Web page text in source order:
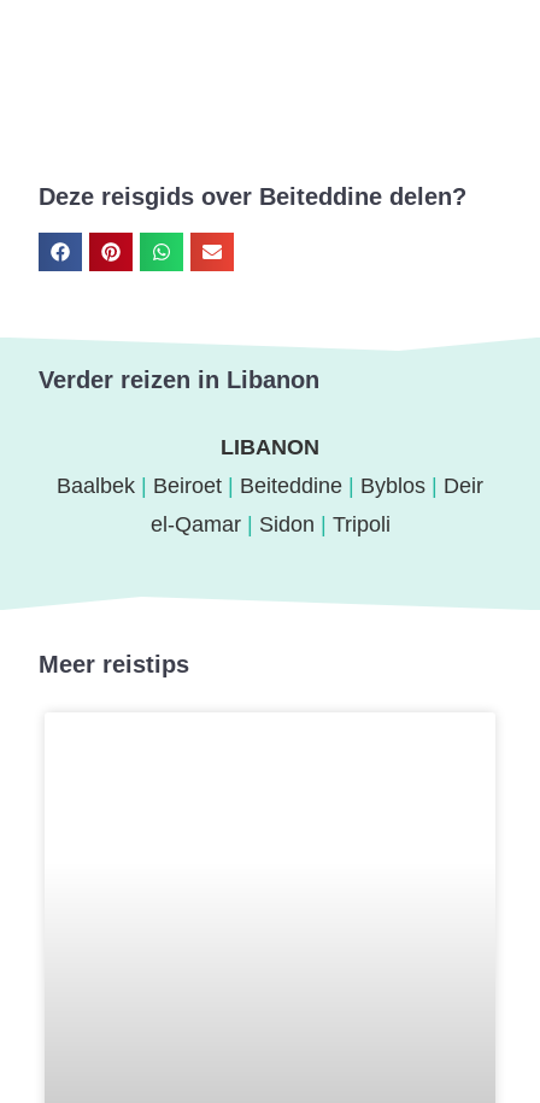
Deze reisgids over Beiteddine delen?
Verder reizen in Libanon
LIBANON
Baalbek | Beiroet | Beiteddine | Byblos | Deir
el-Qamar | Sidon | Tripoli
Meer reistips